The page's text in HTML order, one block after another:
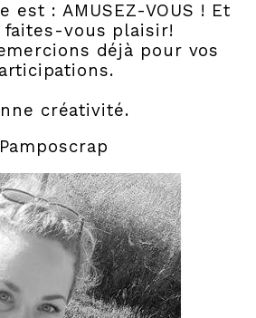
est : AMUSEZ-VOUS ! Et
vous plaisir!
déjà pour vos
créativité.
Pamposcrap